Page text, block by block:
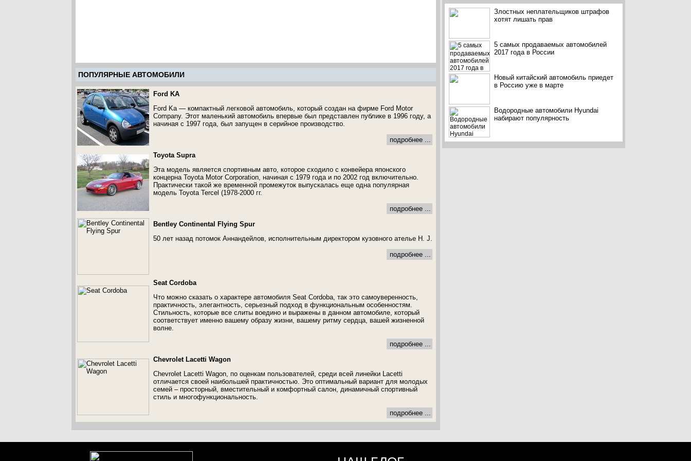
ПОПУЛЯРНЫЕ АВТОМОБИЛИ
Ford KA
Ford Ka — компактный легковой автомобиль, который создан на фирме Ford Motor
Company. Этот маленький автомобиль впервые был представлен публике в 1996 году, а
начиная с 1997 года, был запущен в серийное производство.
подробнее ...
Toyota Supra
Эта модель является спортивным авто, которое сходило с конвейера японского
концерна Toyota Motor Corporation, начиная с 1979 года и по 2002 год включительно.
Практически такой же временной промежуток выпускалась еще одна популярная
модель Toyota Tercel (1978-2000 гг.
подробнее ...
Bentley Continental Flying Spur
50 лет назад потомок Аннандейлов, исполнительным директором кузовного ателье H. J.
подробнее ...
Seat Cordoba
Что можно сказать о характере автомобиля Seat Cordoba, так это самоуверенность,
практичность, элегантность, серьезный подход в функциональным особенностям.
Стильность, которые все слиты воедино и выражены в данном автомобиле, который
соответствует именно вашему образу жизни, вашему ритму сердца, вашей жизненной
волне.
подробнее ...
Chevrolet Lacetti Wagon
Chevrolet Lacetti Wagon, по оценкам пользователей, среди всей линейки Lacetti
отличается своей наибольшей практичностью. Это оптимальный вариант для молодых
семей – просторный, вместительный и комфортный салон, динамичный спортивный
стиль и многофункциональность.
подробнее ...
Злостных неплательщиков штрафов
хотят лишать прав
5 самых продаваемых автомобилей
2017 года в России
Новый китайский автомобиль приедет
в Россию уже в марте
Водородные автомобили Hyundai
набирают популярность